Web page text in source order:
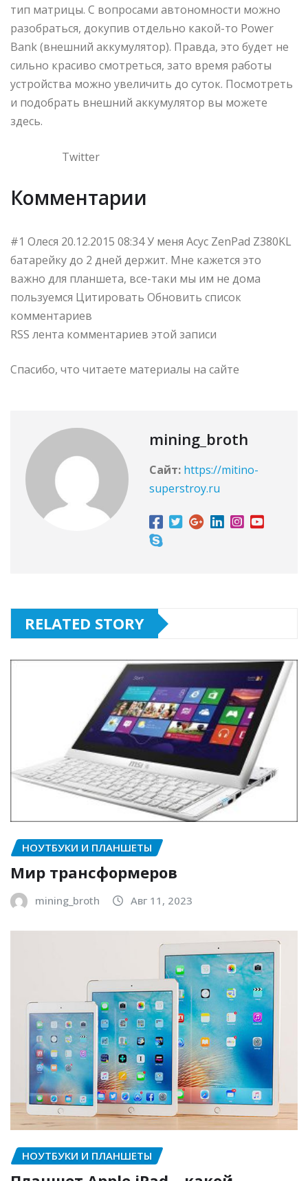
тип матрицы. С вопросами автономности можно
разобраться, докупив отдельно какой-то Power
Bank (внешний аккумулятор). Правда, это будет не
сильно красиво смотреться, зато время работы
устройства можно увеличить до суток. Посмотреть
и подобрать внешний аккумулятор вы можете
здесь.
Twitter
Комментарии
#1 Олеся 20.12.2015 08:34 У меня Асус ZenPad Z380KL
батарейку до 2 дней держит. Мне кажется это
важно для планшета, все-таки мы им не дома
пользуемся Цитировать Обновить список
комментариев
RSS лента комментариев этой записи
Спасибо, что читаете материалы на сайте
mining_broth
Сайт: https://mitino-
superstroy.ru
RELATED STORY
НОУТБУКИ И ПЛАНШЕТЫ
Мир трансформеров
mining_broth Авг 11, 2023
НОУТБУКИ И ПЛАНШЕТЫ